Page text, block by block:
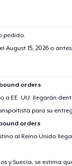
pedido.
August 15, 2026o antes.
orders
a EE. UU. llegarán
para su
orders
al Reino Unido
y Suecia, se estima